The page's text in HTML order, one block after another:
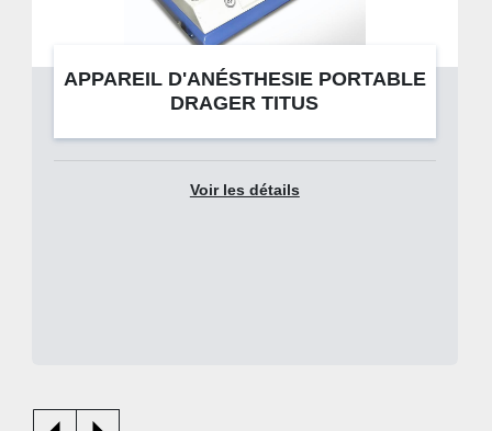
APPAREIL D'ANÉSTHESIE PORTABLE
DRAGER TITUS
Voir les détails